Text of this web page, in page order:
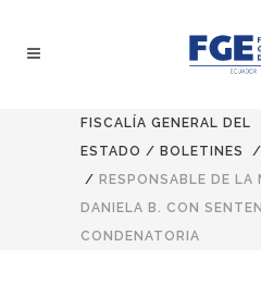
FISCALÍA GENERAL DEL
ESTADO / BOLETINES /
/ RESPONSABLE DE LA
DANIELA B. CON
CONDENATORIA